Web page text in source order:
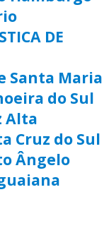
DE
Santa Maria
do Sul
Alta
Cruz do Sul
Ângelo